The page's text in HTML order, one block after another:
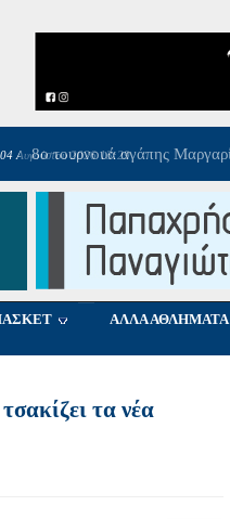
Αυγούστου 2026 09:36
ΑΛΛΑ ΑΘΛΗΜΑΤΑ
τα νέα